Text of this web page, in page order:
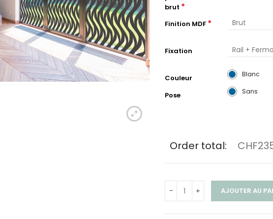
brut *
Finition MDF *
Fixation
Couleur Blanc
Pose Sans
Order total:
AJOUTER AU